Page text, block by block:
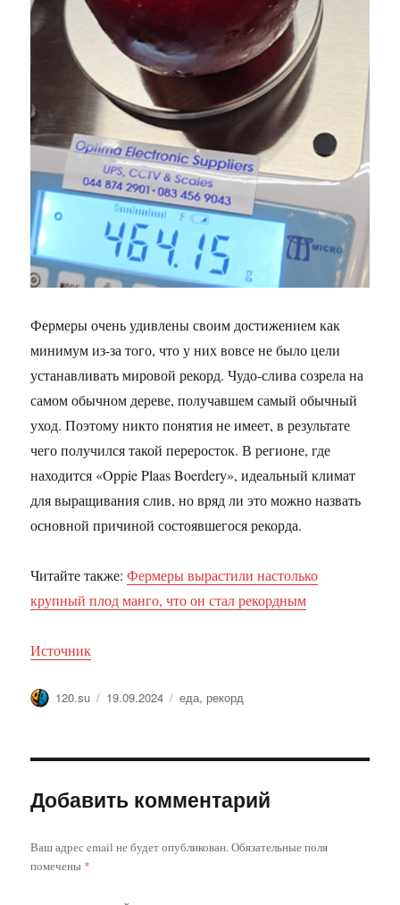
Фермеры очень удивлены своим достижением как
минимум из-за того, что у них вовсе не было цели
устанавливать мировой рекорд. Чудо-слива созрела на
самом обычном дереве, получавшем самый обычный
уход. Поэтому никто понятия не имеет, в результате
чего получился такой переросток. В регионе, где
находится «Oppie Plaas Boerdery», идеальный климат
для выращивания слив, но вряд ли это можно назвать
основной причиной состоявшегося рекорда.
Читайте также:Фермеры вырастили настолько
крупный плод манго, что он стал рекордным
Источник
Автор
120.su Опубликовано
19.09.2024 Метки
еда, рекорд
Добавить комментарий
Ваш адрес email не будет опубликован.Обязательные поля
помечены *